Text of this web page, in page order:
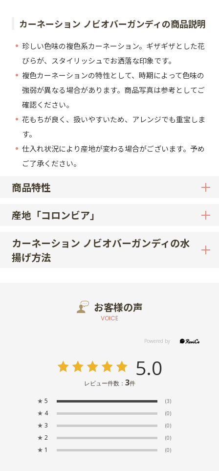
商品特性
産地「コロンビア」
カーネーション ノビオバーガンディの水
揚げ方法
カーネーション ノビオバーガンディの商品説明
珍しい色味の複色系カーネーション。ギザギザとした花
びらが、スタイリッシュでお洒落な印象です。
複色カーネーションの特性として、時期によって色味の
強弱が異なる場合があります。商品写真は参考としてご
確認ください。
花もちが良く、扱いやすいため、アレンジでも重宝しま
す。
仕入れ状況により産地が変わる場合がございます。予め
ご了承ください。
お客様の声
VOICE
5.0
レビュー件数： 3件
★ 5 (3)
★ 4 (0)
★ 3 (0)
★ 2 (0)
★ 1 (0)